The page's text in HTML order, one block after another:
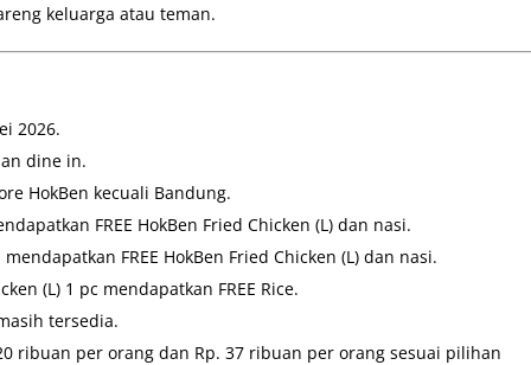
keluarga atau teman.
2026.
dine in.
HokBen kecuali Bandung.
FREE HokBen Fried Chicken (L) dan nasi.
FREE HokBen Fried Chicken (L) dan nasi.
(L) 1 pc mendapatkan FREE Rice.
tersedia.
ribuan per orang dan Rp. 37 ribuan per orang sesuai pilihan